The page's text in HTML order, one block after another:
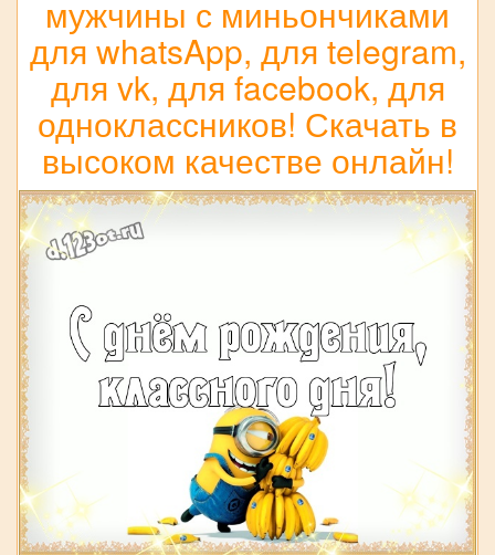
мужчины с миньончиками
для whatsApp, для telegram,
для vk, для facebook, для
одноклассников! Скачать в
высоком качестве онлайн!